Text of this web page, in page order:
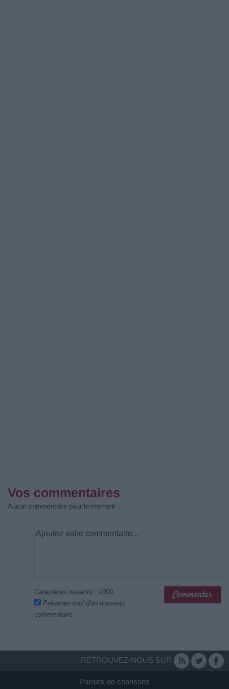
Vos commentaires
Aucun commentaire pour le moment
Caractères restants : 1000
Prévenez-moi d'un nouveau
commentaire
RETROUVEZ-NOUS SUR
Paroles de chansons